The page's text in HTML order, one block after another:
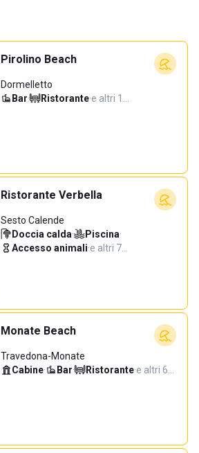
Pirolino Beach
Dormelletto
Bar· Ristorante·e altri 1…
Ristorante Verbella
Sesto Calende
Doccia calda· Piscina·
Accesso animali·e altri 7…
Monate Beach
Travedona-Monate
Cabine· Bar· Ristorante·e altri 6…